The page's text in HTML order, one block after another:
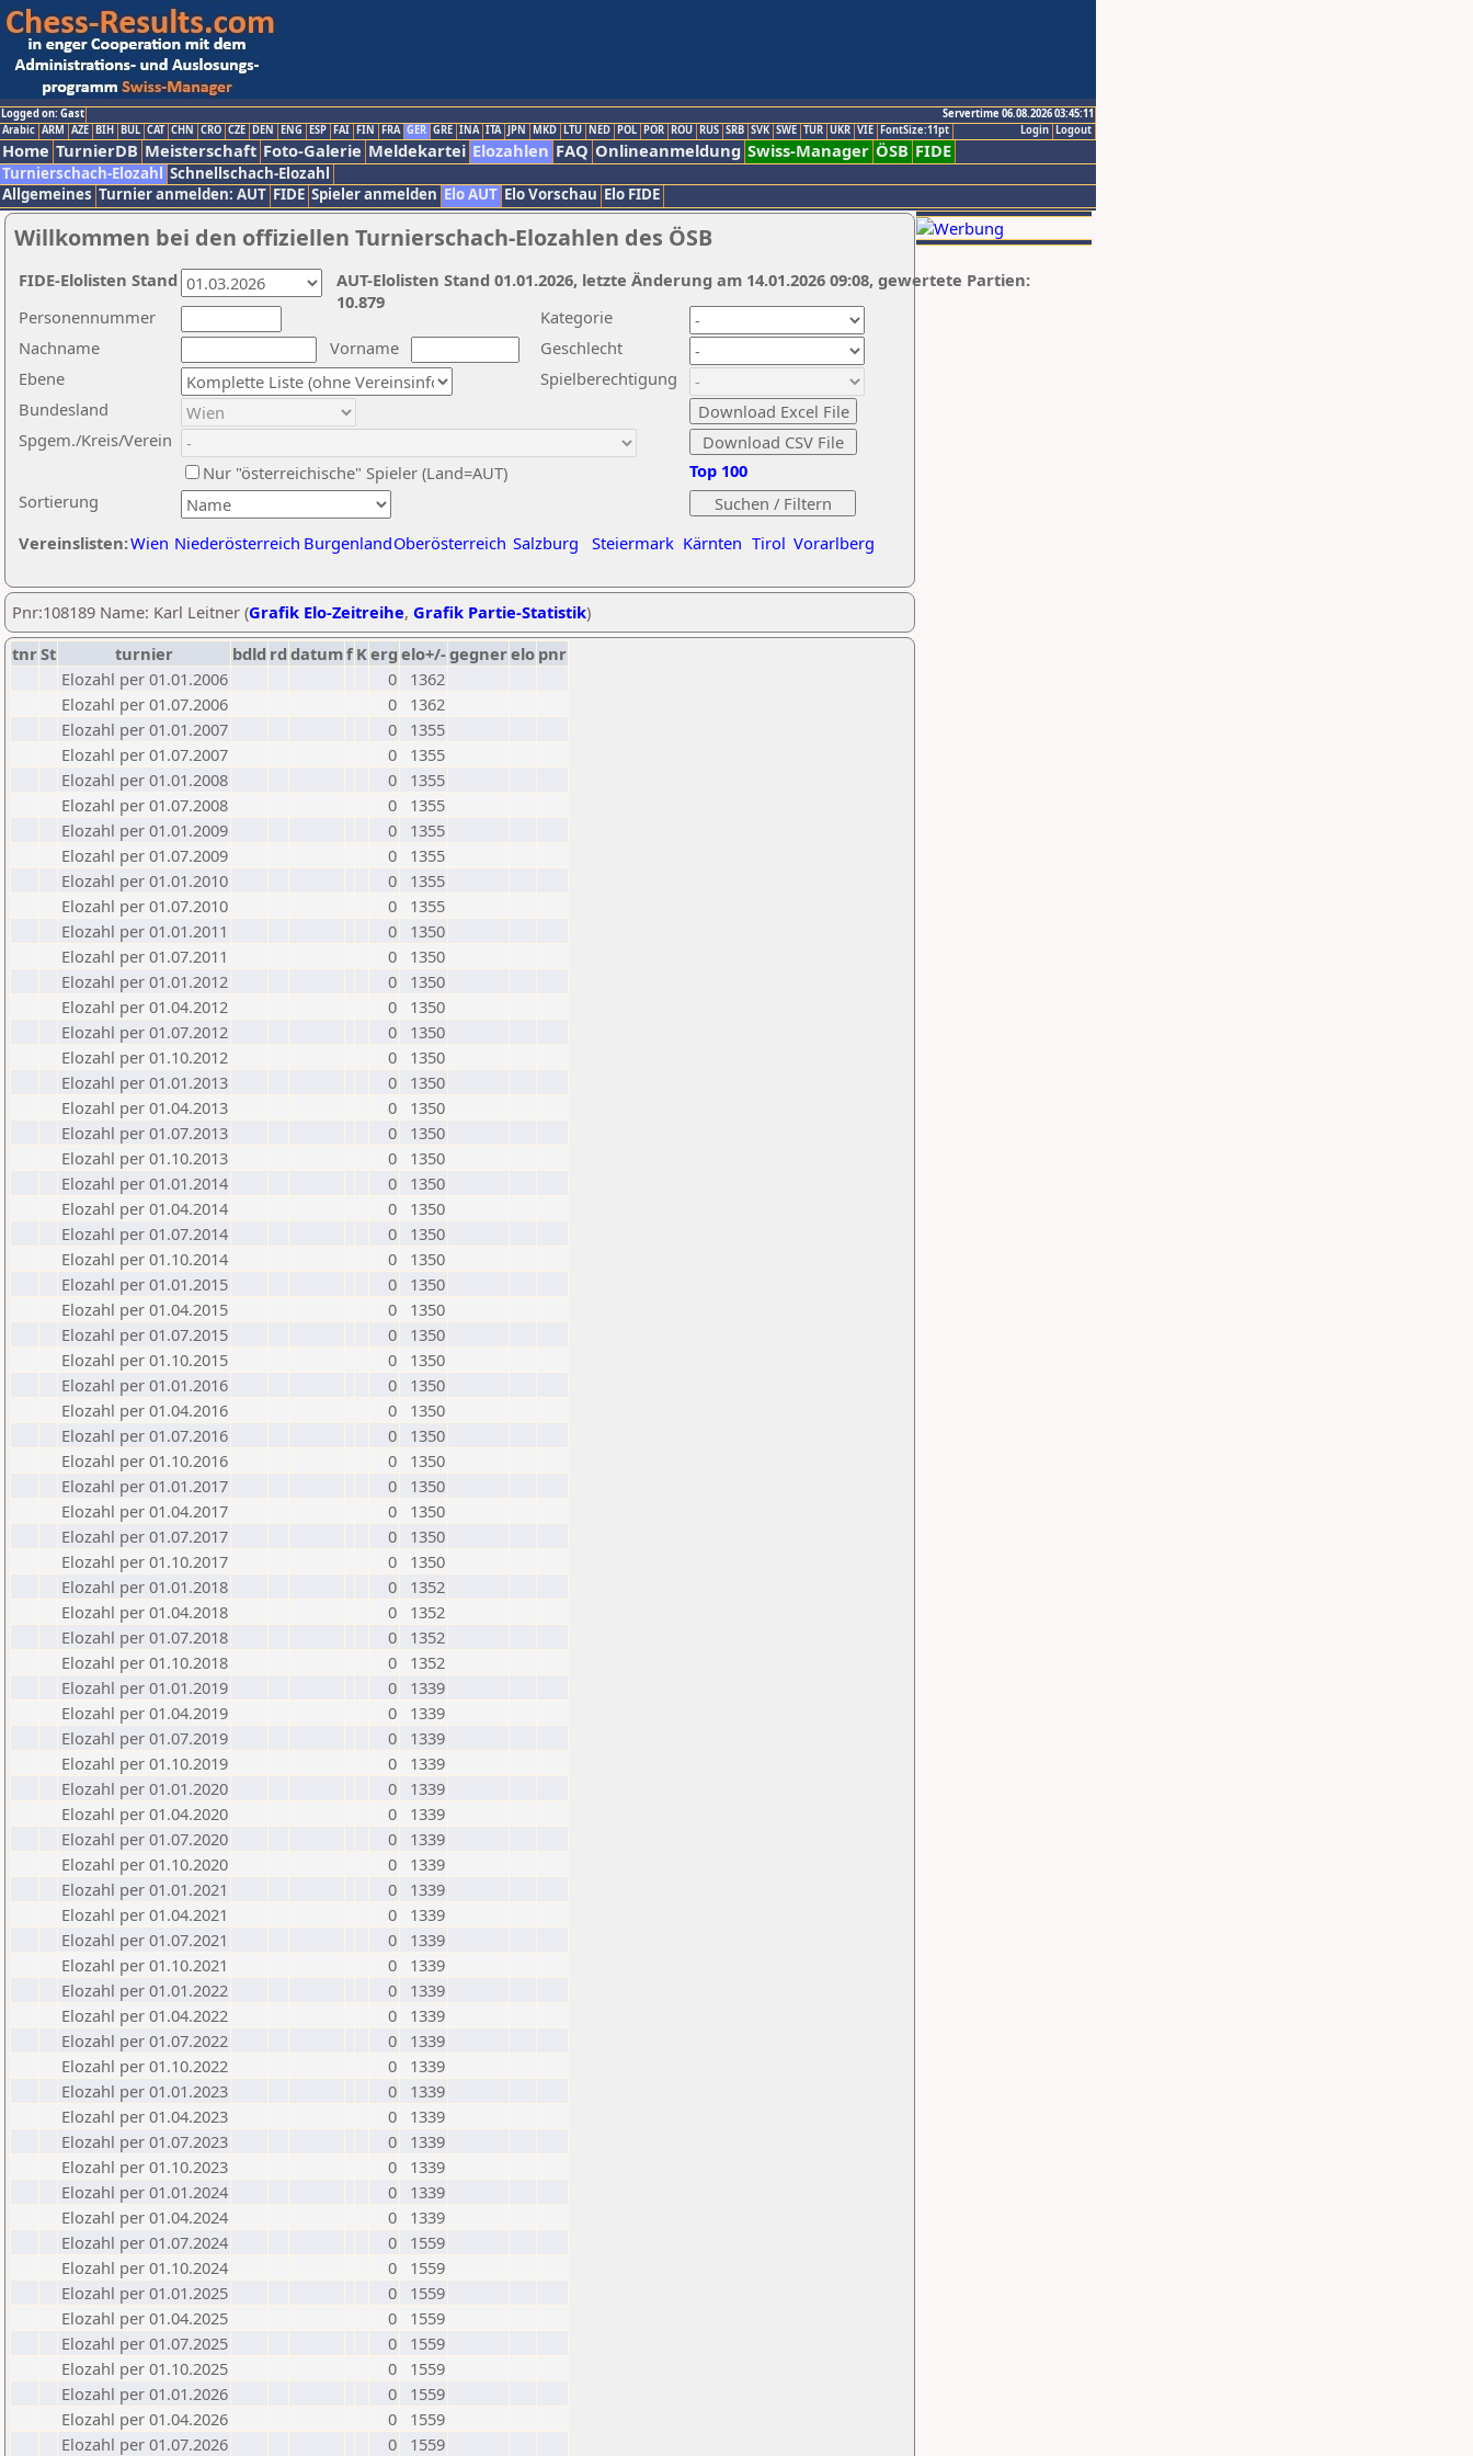
Logged on: Gast
Servertime 06.08.2026 03:45:11
Logout
Login
Arabic ARM AZE BIH BUL CAT CHN CRO CZE DEN ENG ESP FAI FIN FRA GER GRE INA ITA JPN MKD LTU NED POL POR ROU RUS SRB SVK SWE TUR UKR VIE FontSize:11pt
Home TurnierDB Meisterschaft Foto-Galerie Meldekartei Elozahlen FAQ Onlineanmeldung Swiss-Manager ÖSB FIDE
Turnierschach-Elozahl Schnellschach-Elozahl
Allgemeines Turnier anmelden: AUT FIDE Spieler anmelden Elo AUT Elo Vorschau Elo FIDE
Willkommen bei den offiziellen Turnierschach-Elozahlen des ÖSB
Nachname
Vorname
Ebene
Kategorie
Sortierung
Personennummer
Bundesland
Spgem./Kreis/Verein
Geschlecht
Nur "österreichische" Spieler (Land=AUT)
Spielberechtigung
Vereinslisten:Wien Niederösterreich BurgenlandOberösterreich Salzburg Steiermark Kärnten Tirol Vorarlberg
Top 100
AUT-Elolisten Stand 01.01.2026, letzte Änderung am 14.01.2026 09:08, gewertete Partien:
10.879
FIDE-Elolisten Stand
Pnr:108189 Name: Karl Leitner (Grafik Elo-Zeitreihe, Grafik Partie-Statistik)
tnrSt turnier bdld rd datumf Kerg elo+/-gegnerelo pnr
Elozahl per 01.01.2006
0
1362
Elozahl per 01.07.2006
0
1362
Elozahl per 01.01.2007
0
1355
Elozahl per 01.07.2007
0
1355
Elozahl per 01.01.2008
0
1355
Elozahl per 01.07.2008
0
1355
Elozahl per 01.01.2009
0
1355
Elozahl per 01.07.2009
0
1355
Elozahl per 01.01.2010
0
1355
Elozahl per 01.07.2010
0
1355
Elozahl per 01.01.2011
0
1350
Elozahl per 01.07.2011
0
1350
Elozahl per 01.01.2012
0
1350
Elozahl per 01.04.2012
0
1350
Elozahl per 01.07.2012
0
1350
Elozahl per 01.10.2012
0
1350
Elozahl per 01.01.2013
0
1350
Elozahl per 01.04.2013
0
1350
Elozahl per 01.07.2013
0
1350
Elozahl per 01.10.2013
0
1350
Elozahl per 01.01.2014
0
1350
Elozahl per 01.04.2014
0
1350
Elozahl per 01.07.2014
0
1350
Elozahl per 01.10.2014
0
1350
Elozahl per 01.01.2015
0
1350
Elozahl per 01.04.2015
0
1350
Elozahl per 01.07.2015
0
1350
Elozahl per 01.10.2015
0
1350
Elozahl per 01.01.2016
0
1350
Elozahl per 01.04.2016
0
1350
Elozahl per 01.07.2016
0
1350
Elozahl per 01.10.2016
0
1350
Elozahl per 01.01.2017
0
1350
Elozahl per 01.04.2017
0
1350
Elozahl per 01.07.2017
0
1350
Elozahl per 01.10.2017
0
1350
Elozahl per 01.01.2018
0
1352
Elozahl per 01.04.2018
0
1352
Elozahl per 01.07.2018
0
1352
Elozahl per 01.10.2018
0
1352
Elozahl per 01.01.2019
0
1339
Elozahl per 01.04.2019
0
1339
Elozahl per 01.07.2019
0
1339
Elozahl per 01.10.2019
0
1339
Elozahl per 01.01.2020
0
1339
Elozahl per 01.04.2020
0
1339
Elozahl per 01.07.2020
0
1339
Elozahl per 01.10.2020
0
1339
Elozahl per 01.01.2021
0
1339
Elozahl per 01.04.2021
0
1339
Elozahl per 01.07.2021
0
1339
Elozahl per 01.10.2021
0
1339
Elozahl per 01.01.2022
0
1339
Elozahl per 01.04.2022
0
1339
Elozahl per 01.07.2022
0
1339
Elozahl per 01.10.2022
0
1339
Elozahl per 01.01.2023
0
1339
Elozahl per 01.04.2023
0
1339
Elozahl per 01.07.2023
0
1339
Elozahl per 01.10.2023
0
1339
Elozahl per 01.01.2024
0
1339
Elozahl per 01.04.2024
0
1339
Elozahl per 01.07.2024
0
1559
Elozahl per 01.10.2024
0
1559
Elozahl per 01.01.2025
0
1559
Elozahl per 01.04.2025
0
1559
Elozahl per 01.07.2025
0
1559
Elozahl per 01.10.2025
0
1559
Elozahl per 01.01.2026
0
1559
Elozahl per 01.04.2026
0
1559
Elozahl per 01.07.2026
0 1559